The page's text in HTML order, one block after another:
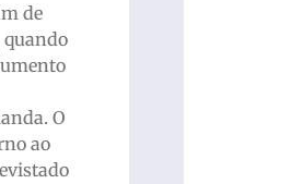
de
quando
O
ao